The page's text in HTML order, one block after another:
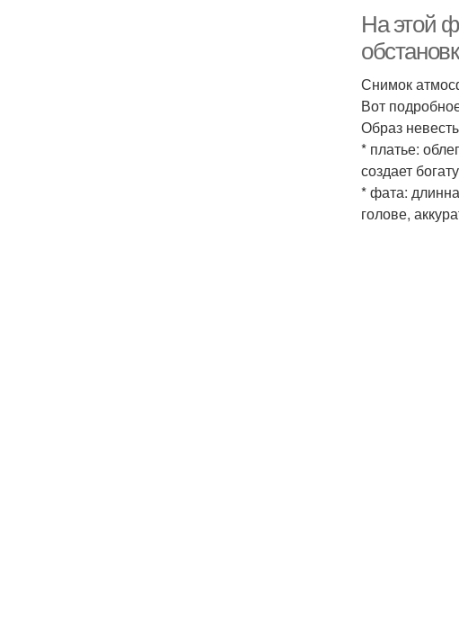
На этой
Снимок
Вот
Образ
* платье:
создает
* фата:
голове,